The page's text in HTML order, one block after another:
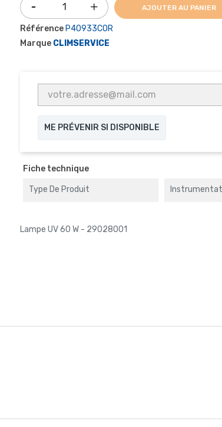
AJOUTER AU PANIER
Référence P40933COR
Marque CLIMSERVICE
ME PRÉVENIR SI DISPONIBLE
Fiche technique
Type De Produit
Lampe UV 60 W - 29028001